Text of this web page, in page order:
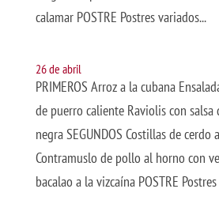
calamar POSTRE Postres variados...
26 de abril
PRIMEROS Arroz a la cubana
de puerro caliente Raviolis con
negra SEGUNDOS Costillas de cerdo
Contramuslo de pollo al horno con
bacalao a la vizcaína POSTRE